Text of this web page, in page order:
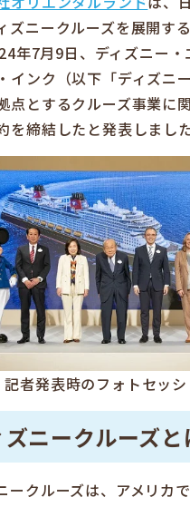
ズニークルーズを展開す
年7月9日、ディズニー・
インク（以下「ディズニ
点とするクルーズ事業に
を締結したと発表しました
記者発表時のフォトセッ
ズニークルーズと
ークルーズは、アメリカ